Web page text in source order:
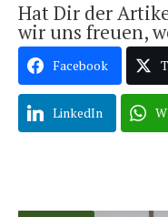
Hat Dir der
wir uns freuen,
Facebook
LinkedIn